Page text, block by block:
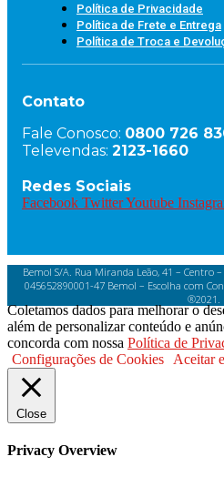
Política de Privacidade
Política de Frete e Entrega
Política de Troca e
Contato
Fale Conosco: 0800 726
Televendas: 2123-1660
Redes Sociais
Facebook TwitterYoutube
Bemol S/A. Rua Miranda Leão, 41 – Centro
045652890001-47 Bemol – Escolha com
®2021.
Coletamos dados para melhorar o
além de personalizar conteúdo e
concorda com nossa Política de
Configurações de Cookies
Aceitar
Close
Privacy Overview